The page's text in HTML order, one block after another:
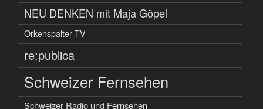
NEU DENKEN mit Maja Göpel
Orkenspalter TV
re:publica
Schweizer Fernsehen
Schweizer Radio und Fernsehen